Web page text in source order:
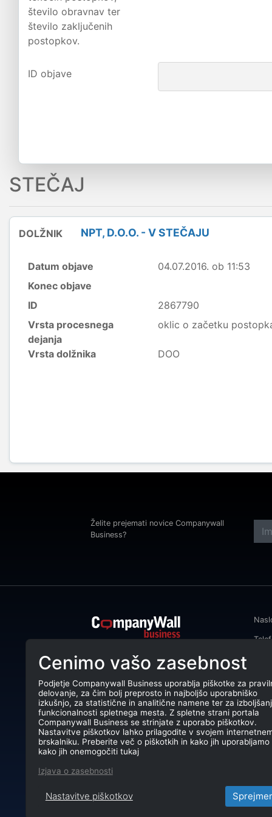
število obravnav ter
število zaključenih
postopkov.
ID objave
STEČAJ
DOLŽNIK NPT, D.O.O. - V STEČAJU
Datum objave
04.07.2016. ob 11:53
Konec objave
ID
2867790
Vrsta procesnega
dejanja
oklic o začetku
Vrsta dolžnika DOO
Želite prejemati novice Companywall
Business?
podjetjem pomaga izboljšati
poslovanje z iskanjem in povezovanjem
strank.
CompanyWall Business © 2026
Cenimo vašo zasebnost
Podjetje Companywall Business uporablja piškotke za
delovanje, za čim bolj preprosto in najboljšo uporabniško
izkušnjo, za statistične in analitične namene ter za
funkcionalnosti spletnega mesta. Z spletne strani portala
Companywall Business se strinjate z uporabo piškotkov.
Nastavitve piškotkov lahko prilagodite v svojem
brskalniku. Preberite več o piškotkih in kako jih uporabljamo
kako jih onemogočiti tukaj
Izjava o zasebnosti
Nastavitve piškotkov